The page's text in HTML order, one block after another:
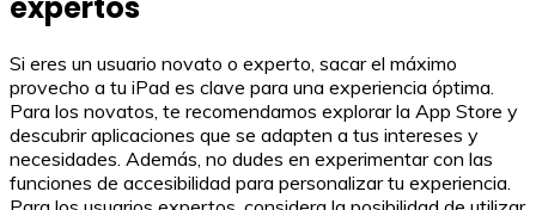
Si eres un usuario novato o experto, sacar el máximo
provecho a tu iPad es clave para una experiencia óptima.
Para los novatos, te recomendamos explorar la App Store y
descubrir aplicaciones que se adapten a tus intereses y
necesidades. Además, no dudes en experimentar con las
funciones de accesibilidad para personalizar tu experiencia.